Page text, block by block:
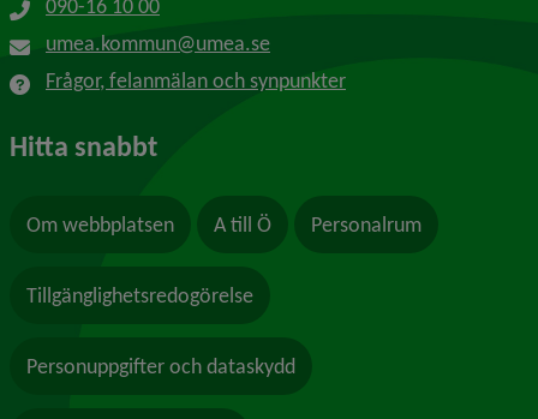
090-16 10 00
umea.kommun@umea.se
Frågor, felanmälan och synpunkter
Hitta snabbt
Om webbplatsen A till Ö Personalrum
Tillgänglighetsredogörelse
Personuppgifter och dataskydd